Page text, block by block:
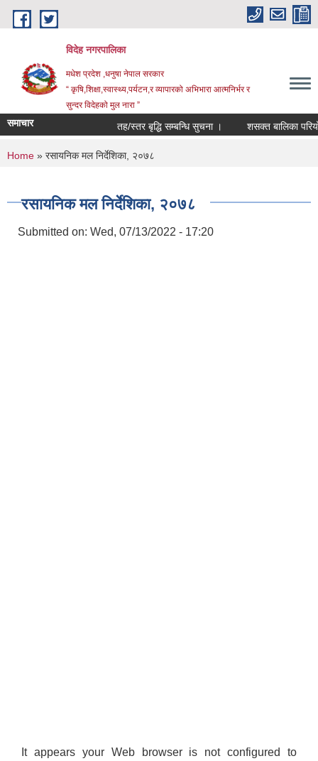
Skip to main content
विदेह नगरपालिका
मधेश प्रदेश ,धनुषा नेपाल सरकार
“ कृषि,शिक्षा,स्वास्थ्य,पर्यटन,र व्यापारको अभिभारा आत्मनिर्भर र
सुन्दर विदेहको मुल नारा ”
समाचार तह/स्तर बृद्धि सम्बन्धि सुचना । शसक्त बालिका
You are here
Home » रसायनिक मल निर्देशिका, २०७८
रसायनिक मल निर्देशिका, २०७८
Submitted on: Wed, 07/13/2022 - 17:20
It appears your Web browser is not configured to